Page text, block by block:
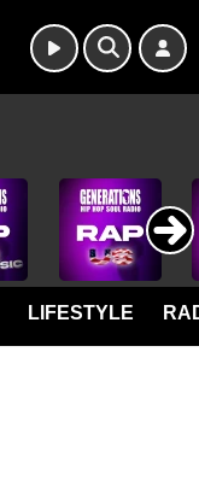
LIFESTYLE